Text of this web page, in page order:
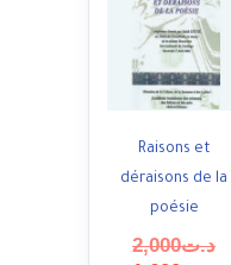
Raisons et
déraisons de la
poésie
د.ت2,000السعر